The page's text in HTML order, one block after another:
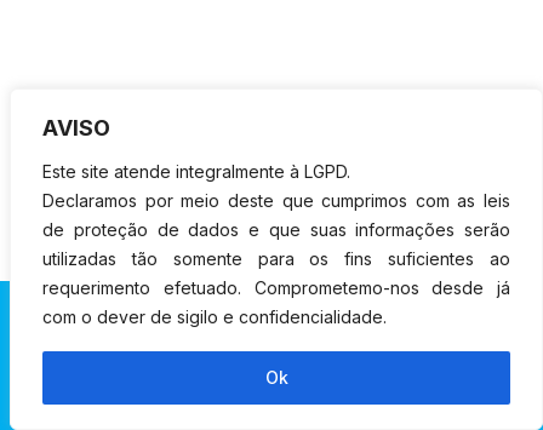
AVISO
Este site atende integralmente à LGPD.
Declaramos por meio deste que cumprimos com as leis
de proteção de dados e que suas informações serão
utilizadas tão somente para os fins suficientes ao
requerimento efetuado. Comprometemo-nos desde já
com o dever de sigilo e confidencialidade.
Ok
Anoreg RJ - Cartórios